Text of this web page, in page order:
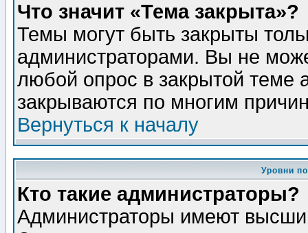
Что значит «Тема закрыта»?
Темы могут быть закрыты
администраторами. Вы не
любой опрос в закрытой теме
закрываются по многим
Вернуться к началу
Уровни
Кто такие администраторы?
Администраторы имеют